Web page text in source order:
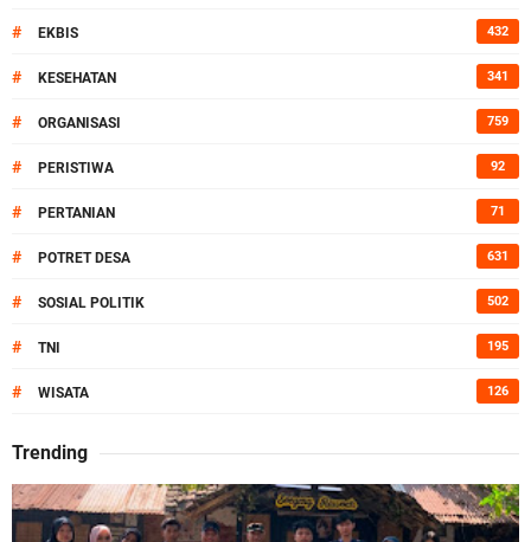
# EKBIS 432
# KESEHATAN 341
# ORGANISASI 759
# PERISTIWA 92
# PERTANIAN 71
# POTRET DESA 631
# SOSIAL POLITIK 502
# TNI 195
# WISATA 126
Trending